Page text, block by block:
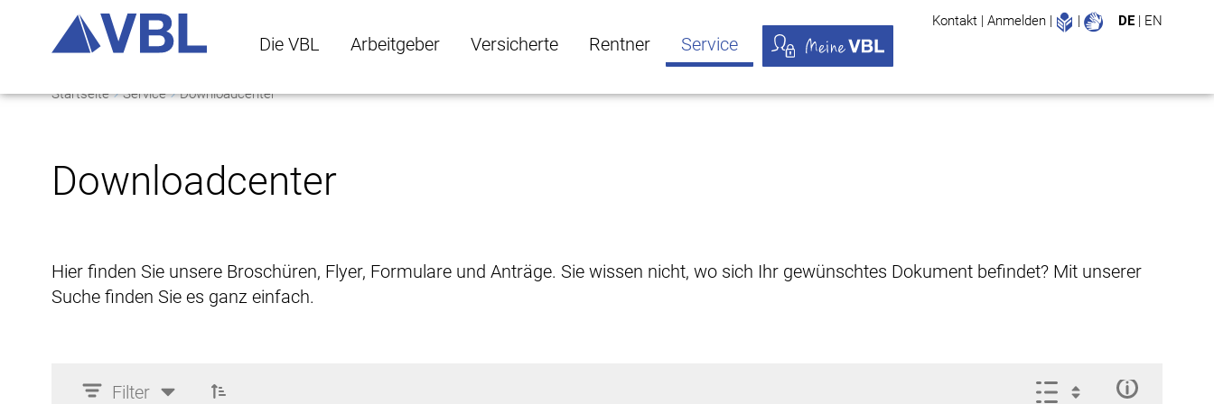
Die VBL Arbeitgeber Versicherte Rentner Service
Kontakt | Anmelden | Leichte Sprache
| DE | EN
Startseite Service Downloadcenter
Downloadcenter
Hier finden Sie unsere Broschüren, Flyer, Formulare und Anträge. Sie wissen nicht, wo sich Ihr gewünschtes Dokument befindet? Mit unserer
Suche finden Sie es ganz einfach.
Filter